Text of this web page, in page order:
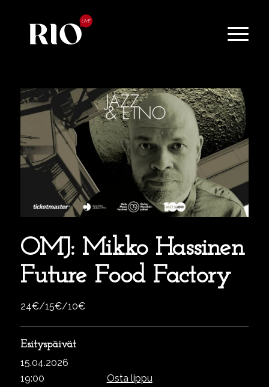
OMJ: Mikko Hassinen
Future Food Factory
24€/15€/10€
Esityspäivät
15.04.2026
19:00
Osta lippu